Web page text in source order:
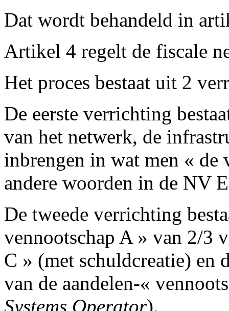
Dat wordt behandeld in
Artikel 4 regelt de fiscale
Het proces bestaat uit 2
De eerste verrichting
van het netwerk, de
inbrengen in wat men « de
andere woorden in de NV
De tweede verrichting
vennootschap A » van 2/3
C » (met schuldcreatie) en
van de aandelen-«
Systems Operator).